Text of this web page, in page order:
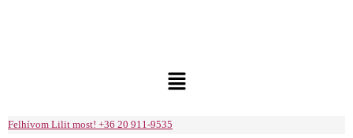
Menu
Felhívom Lilit most! +36 20 911-9535